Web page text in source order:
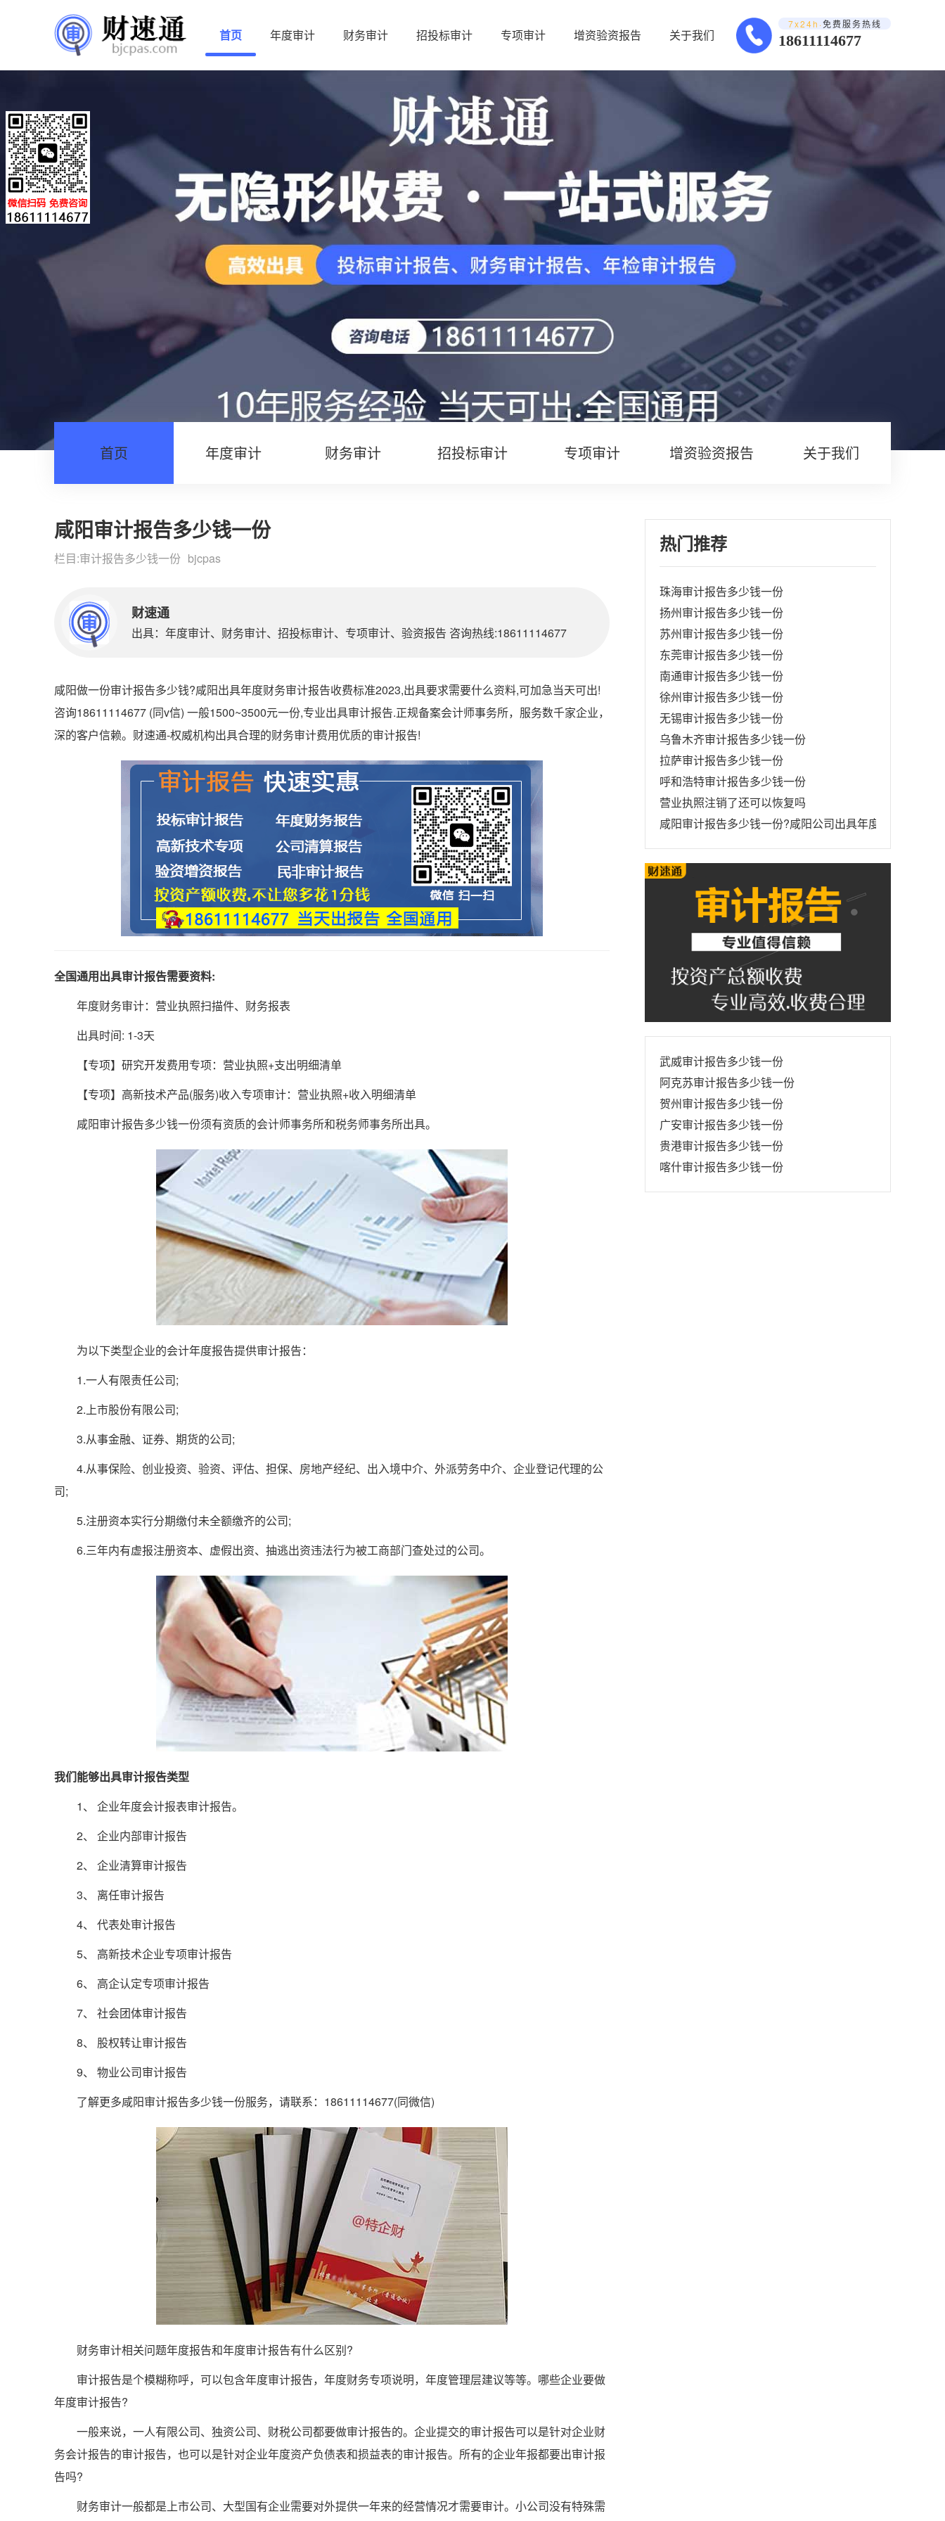
首页 年度审计 财务审计 招投标审计 专项审计 增资验资报告 关于我们
7x24h·免费服务热线
18611114677
首页 年度审计 财务审计 招投标审计 专项审计 增资验资报告 关于我们
咸阳审计报告多少钱一份
栏目:审计报告多少钱一份 bjcpas
财速通
出具：年度审计、财务审计、招投标审计、专项审计、验资报告 咨询热线:18611114677
咸阳做一份审计报告多少钱?咸阳出具年度财务审计报告收费标准2023,出具要求需要什么资料,可加急当天可出!
咨询18611114677 (同v信) 一般1500~3500元一份,专业出具审计报告.正规备案会计师事务所，服务数千家企业，
深的客户信赖。财速通-权威机构出具合理的财务审计费用优质的审计报告!
全国通用出具审计报告需要资料:
年度财务审计：营业执照扫描件、财务报表
出具时间: 1-3天
【专项】研究开发费用专项：营业执照+支出明细清单
【专项】高新技术产品(服务)收入专项审计：营业执照+收入明细清单
咸阳审计报告多少钱一份须有资质的会计师事务所和税务师事务所出具。
为以下类型企业的会计年度报告提供审计报告：
1.一人有限责任公司;
2.上市股份有限公司;
3.从事金融、证券、期货的公司;
4.从事保险、创业投资、验资、评估、担保、房地产经纪、出入境中介、外派劳务中介、企业登记代理的公
司;
5.注册资本实行分期缴付未全额缴齐的公司;
6.三年内有虚报注册资本、虚假出资、抽逃出资违法行为被工商部门查处过的公司。
我们能够出具审计报告类型
1、 企业年度会计报表审计报告。
2、 企业内部审计报告
2、 企业清算审计报告
3、 离任审计报告
4、 代表处审计报告
5、 高新技术企业专项审计报告
6、 高企认定专项审计报告
7、 社会团体审计报告
8、 股权转让审计报告
9、 物业公司审计报告
了解更多咸阳审计报告多少钱一份服务，请联系：18611114677(同微信)
财务审计相关问题年度报告和年度审计报告有什么区别?
审计报告是个模糊称呼，可以包含年度审计报告，年度财务专项说明，年度管理层建议等等。哪些企业要做
年度审计报告?
一般来说，一人有限公司、独资公司、财税公司都要做审计报告的。企业提交的审计报告可以是针对企业财
务会计报告的审计报告，也可以是针对企业年度资产负债表和损益表的审计报告。所有的企业年报都要出审计报
告吗?
财务审计一般都是上市公司、大型国有企业需要对外提供一年来的经营情况才需要审计。小公司没有特殊需
热门推荐
珠海审计报告多少钱一份
扬州审计报告多少钱一份
苏州审计报告多少钱一份
东莞审计报告多少钱一份
南通审计报告多少钱一份
徐州审计报告多少钱一份
无锡审计报告多少钱一份
乌鲁木齐审计报告多少钱一份
拉萨审计报告多少钱一份
呼和浩特审计报告多少钱一份
营业执照注销了还可以恢复吗
咸阳审计报告多少钱一份?咸阳公司出具年度财务审计报
武威审计报告多少钱一份
阿克苏审计报告多少钱一份
贺州审计报告多少钱一份
广安审计报告多少钱一份
贵港审计报告多少钱一份
喀什审计报告多少钱一份